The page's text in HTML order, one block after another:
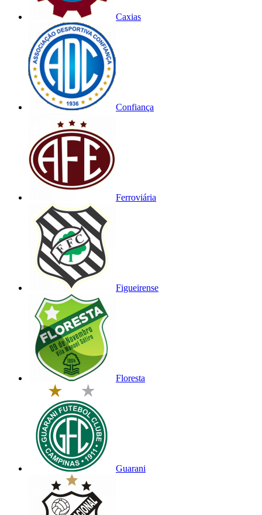
Caxias
Confiança
Ferroviária
Figueirense
Floresta
Guarani